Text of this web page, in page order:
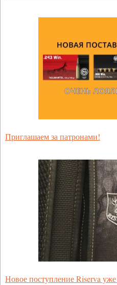
Приглашаем за патронами!
Новое поступление Riserva